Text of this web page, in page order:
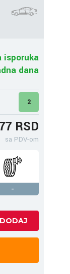
isporuka
dana
2
RSD
sa PDV-om
-